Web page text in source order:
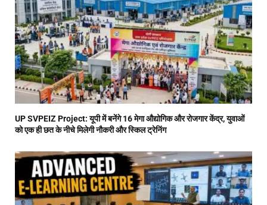
UP SVPEIZ Project: यूपी में बनेंगे 16 मेगा औद्योगिक और रोजगार केंद्र, युवाओं
को एक ही छत के नीचे मिलेगी नौकरी और स्किल ट्रेनिंग